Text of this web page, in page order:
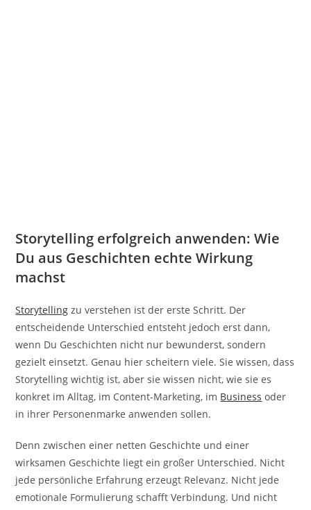
Storytelling erfolgreich anwenden: Wie
Du aus Geschichten echte Wirkung
machst
Storytelling zu verstehen ist der erste Schritt. Der
entscheidende Unterschied entsteht jedoch erst dann,
wenn Du Geschichten nicht nur bewunderst, sondern
gezielt einsetzt. Genau hier scheitern viele. Sie wissen, dass
Storytelling wichtig ist, aber sie wissen nicht, wie sie es
konkret im Alltag, im Content-Marketing, im Business oder
in ihrer Personenmarke anwenden sollen.
Denn zwischen einer netten Geschichte und einer
wirksamen Geschichte liegt ein großer Unterschied. Nicht
jede persönliche Erfahrung erzeugt Relevanz. Nicht jede
emotionale Formulierung schafft Verbindung. Und nicht